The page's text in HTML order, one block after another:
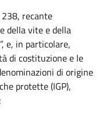
recante
della vite e della
e, in particolare,
di costituzione e le
di origine
protette (IGP),